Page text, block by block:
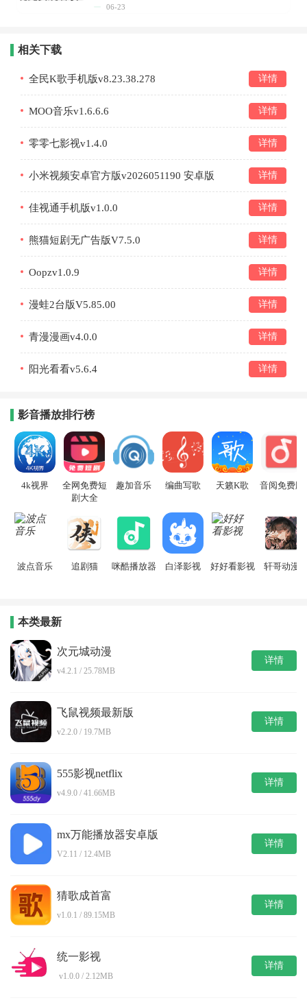
06-23
相关下载
全民K歌手机版v8.23.38.278 详情
MOO音乐v1.6.6.6 详情
零零七影视v1.4.0 详情
小米视频安卓官方版v2026051190 安卓版 详情
佳视通手机版v1.0.0 详情
熊猫短剧无广告版V7.5.0 详情
Oopzv1.0.9 详情
漫蛙2台版V5.85.00 详情
青漫漫画v4.0.0 详情
阳光看看v5.6.4 详情
影音播放排行榜
4k视界
全网免费短
剧大全
趣加音乐 编曲写歌 天籁K歌 音阅免费版
波点音乐 追剧猫 咪酷播放器 白泽影视 好好看影视 轩哥动漫
本类最新
次元城动漫
v4.2.1 / 25.78MB
详情
飞鼠视频最新版
v2.2.0 / 19.7MB
详情
555影视netflix
v4.9.0 / 41.66MB
详情
mx万能播放器安卓版
V2.11 / 12.4MB
详情
猜歌成首富
v1.0.1 / 89.15MB
详情
统一影视
v1.0.0 / 2.12MB
详情